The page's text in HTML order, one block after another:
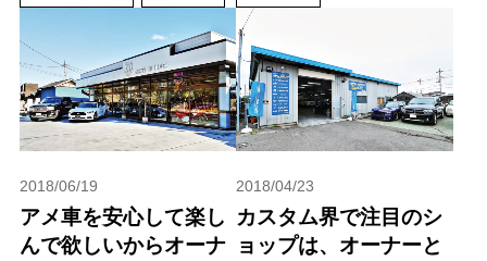
2018/06/19
アメ車を安心して楽し
んで欲しいからオーナ
2018/04/23
カスタム界で注目のシ
ョップは、オーナーと